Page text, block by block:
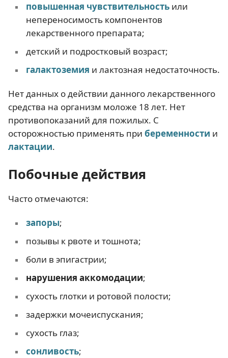
повышенная чувствительностьили
непереносимость компонентов
лекарственного препарата;
детский и подростковый возраст;
галактоземия и лактозная недостаточность.
Нет данных о действии данного лекарственного
средства на организм моложе 18 лет. Нет
противопоказаний для пожилых. С
осторожностью применять при беременности и
лактации.
Побочные действия
Часто отмечаются:
запоры;
позывы к рвоте и тошнота;
боли в эпигастрии;
нарушения аккомодации;
сухость глотки и ротовой полости;
задержки мочеиспускания;
сухость глаз;
сонливость;